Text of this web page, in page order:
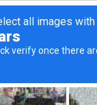
Adults仕様